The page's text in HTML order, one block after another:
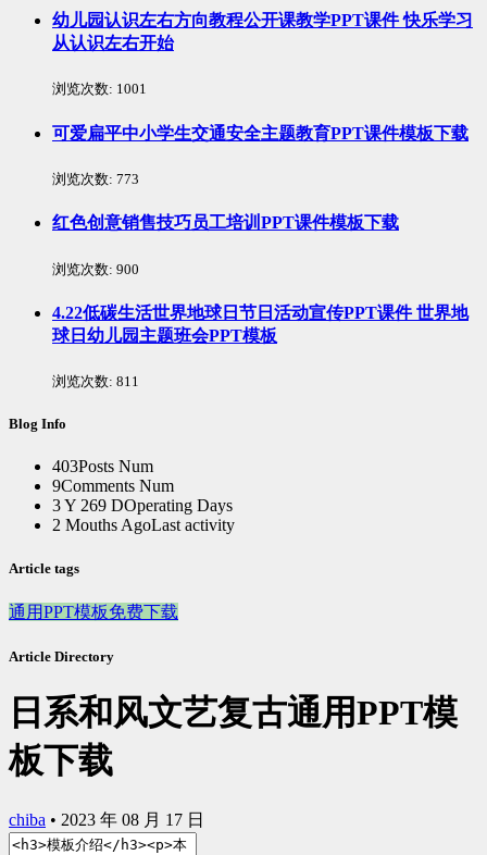
幼儿园认识左右方向教程公开课教学PPT课件 快乐学习
从认识左右开始
浏览次数: 1001
可爱扁平中小学生交通安全主题教育PPT课件模板下载
浏览次数: 773
红色创意销售技巧员工培训PPT课件模板下载
浏览次数: 900
4.22低碳生活世界地球日节日活动宣传PPT课件 世界地
球日幼儿园主题班会PPT模板
浏览次数: 811
Blog Info
403Posts Num
9Comments Num
3 Y 269 DOperating Days
2 Mouths AgoLast activity
Article tags
通用PPT模板免费下载
Article Directory
日系和风文艺复古通用PPT模
板下载
chiba • 2023 年 08 月 17 日